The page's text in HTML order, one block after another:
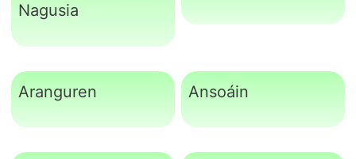
Nagusia
Aranguren Ansoáin